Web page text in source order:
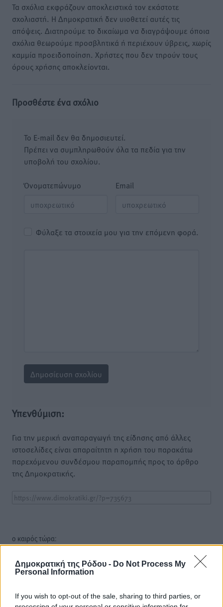
Δημοκρατική της Ρόδου - Do Not Process My
Personal Information
If you wish to opt-out of the sale, sharing to third parties, or
Τα σχόλια εκφράζουν αποκλειστικά τον εκάστοτε
σχολιαστή. Η Δημοκρατική δεν υιοθετεί αυτές τις
απόψεις. Διατηρούμε το δικαίωμα να διαγράψουμε όποια
σχόλια θεωρούμε προσβλητικά ή περιέχουν ύβρεις, χωρίς
καμμία προειδοποίηση. Χρήστες που δεν τηρούν τους
όρους χρήσης αποκλείονται.
Προσθέστε ένα σχόλιο
Το E-mail δεν θα δημοσιευτεί.
Πρέπει να συμπληρωθούν όλα τα πεδία για την
υποβολή του σχολίου.
Όνοματεπώνυμο Email
Φύλαξε τα στοιχεία μου για την επόμενη φορά.
Υπενθύμιση:
Για την μερική αναπαραγωγή της είδησης από άλλες
ιστοσελίδες είναι απαραίτητη η χρήση του παρακάτω
παρεχόμενου συνδέσμου παραπομπής προς το άρθρο
της Δημοκρατικής.
o καιρός τώρα:
αίθριος καιρός
79 %
Δ-ΒΔ